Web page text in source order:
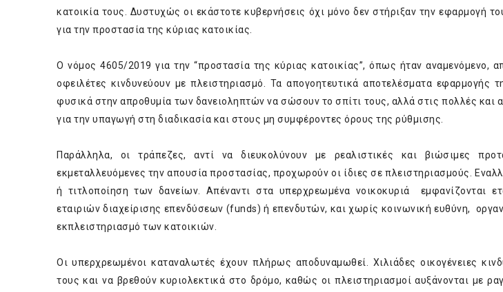
κατοικία τους. Δυστυχώς οι εκάστοτε κυβερνήσεις όχι μόνο δεν στήριξαν την εφαρμογή
για την προστασία της κύριας κατοικίας.
Ο νόμος 4605/2019 για την “προστασία της κύριας κατοικίας”, όπως ήταν αναμενόμενο,
οφειλέτες κινδυνεύουν με πλειστηριασμό. Τα απογοητευτικά αποτελέσματα εφαρμογής
φυσικά στην απροθυμία των δανειοληπτών να σώσουν το σπίτι τους, αλλά στις πολλές και
για την υπαγωγή στη διαδικασία και στους μη συμφέροντες όρους της ρύθμισης.
Παράλληλα, οι τράπεζες, αντί να διευκολύνουν με ρεαλιστικές και βιώσιμες
εκμεταλλευόμενες την απουσία προστασίας, προχωρούν οι ίδιες σε πλειστηριασμούς.
ή τιτλοποίηση των δανείων. Απέναντι στα υπερχρεωμένα νοικοκυριά εμφανίζονται
εταιριών διαχείρισης επενδύσεων (funds) ή επενδυτών, και χωρίς κοινωνική ευθύνη,
εκπλειστηριασμό των κατοικιών.
Οι υπερχρεωμένοι καταναλωτές έχουν πλήρως αποδυναμωθεί. Χιλιάδες οικογένειες
τους και να βρεθούν κυριολεκτικά στο δρόμο, καθώς οι πλειστηριασμοί αυξάνονται με